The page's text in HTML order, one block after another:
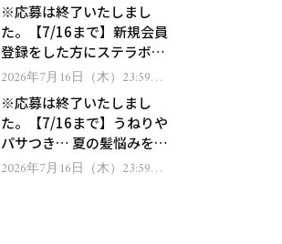
※応募は終了いたしまし
た。【7/16まで】新規会員
登録をした方にステラボー
テのシャインリバース ヘア
ゼント！
2026年7月16日（木）23:59ま
※応募は終了いたしまし
た。【7/16まで】うねりや
パサつき… 夏の髪悩みを解
消するヘアケアアイテムを
2026年7月16日（木）23:59ま